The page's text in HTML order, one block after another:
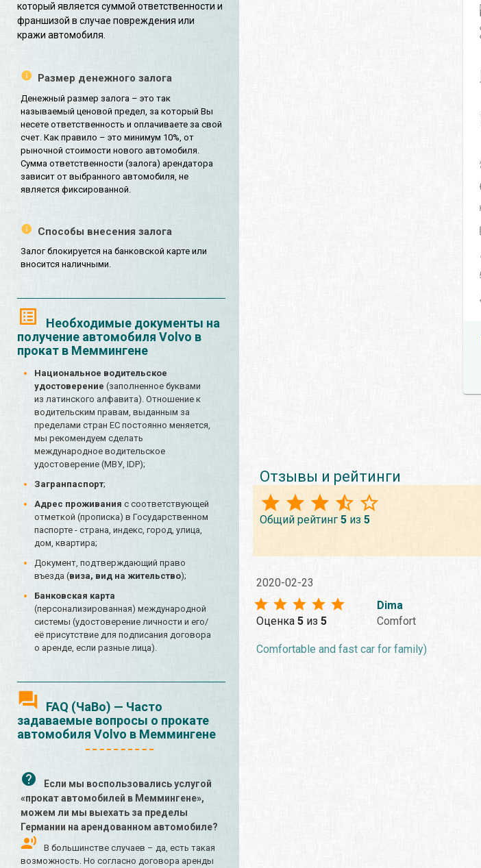
который является суммой ответственности и
франшизой в случае повреждения или
кражи автомобиля.
Размер денежного залога
Денежный размер залога – это так
называемый ценовой предел, за который Вы
несете ответственность и оплачиваете за свой
счет. Как правило – это минимум 10%, от
рыночной стоимости нового автомобиля.
Сумма ответственности (залога) арендатора
зависит от выбранного автомобиля, не
является фиксированной.
Способы внесения залога
Залог блокируется на банковской карте или
вносится наличными.
Необходимые документы на
получение автомобиля Volvo в
прокат в Меммингене
Национальное водительское
удостоверение (заполненное буквами
из латинского алфавита). Отношение к
водительским правам, выданным за
пределами стран ЕС постоянно меняется,
мы рекомендуем сделать
международное водительское
удостоверение (МВУ, IDP);
Загранпаспорт;
Адрес проживания с соответствующей
отметкой (прописка) в Государственном
паспорте - страна, индекс, город, улица,
дом, квартира;
Документ, подтверждающий право
въезда (виза, вид на жительство);
Банковская карта
(персонализированная) международной
системы (удостоверение личности и его/
её присутствие для подписания договора
о аренде, если разные лица).
FAQ (ЧаВо) — Часто
задаваемые вопросы о прокате
автомобиля Volvo в Меммингене
Если мы воспользовались услугой
«прокат автомобилей в Меммингене»,
можем ли мы выехать за пределы
Германии на арендованном автомобиле?
В большинстве случаев – да, есть такая
возможность. Но согласно договора аренды
Отзывы и рейтинги
Общий рейтинг 5из 5
2020-02-23
Оценка 5из 5
Dima
Comfort
Comfortable and fast car for family)